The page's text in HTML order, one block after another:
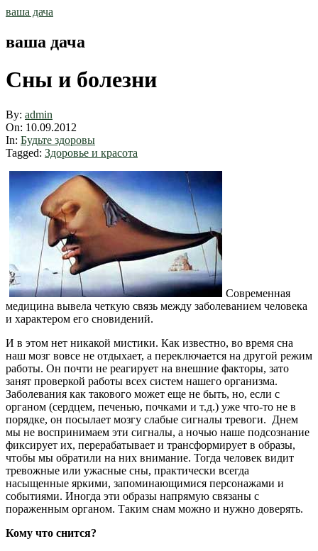
Skip
ваша дача
ваша дача
Сны и болезни
By: admin
On: 10.09.2012
In: Будьте здоровы
Tagged: Здоровье и красота
Современная
медицина вывела четкую связь между заболеванием человека
и характером его сновидений.
И в этом нет никакой мистики. Как известно, во время сна
наш мозг вовсе не отдыхает, а переключается на другой режим
работы. Он почти не реагирует на внешние факторы, зато
занят проверкой работы всех систем нашего организма.
Заболевания как такового может еще не быть, но, если с
органом (сердцем, печенью, почками и т.д.) уже что-то не в
порядке, он посылает мозгу слабые сигналы тревоги. Днем
мы не воспринимаем эти сигналы, а ночью наше подсознание
фиксирует их, перерабатывает и трансформирует в образы,
чтобы мы обратили на них внимание. Тогда человек видит
тревожные или ужасные сны, практически всегда
насыщенные яркими, запоминающимися персонажами и
событиями. Иногда эти образы напрямую связаны с
пораженным органом. Таким снам можно и нужно доверять.
Кому что снится?